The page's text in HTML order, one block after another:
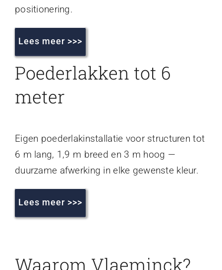
positionering.
Lees meer >>>
Poederlakken tot 6
meter
Eigen poederlakinstallatie voor structuren tot
6 m lang, 1,9 m breed en 3 m hoog —
duurzame afwerking in elke gewenste kleur.
Lees meer >>>
Waarom Vlaeminck?